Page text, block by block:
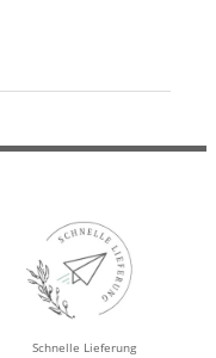
Schnelle Lieferung